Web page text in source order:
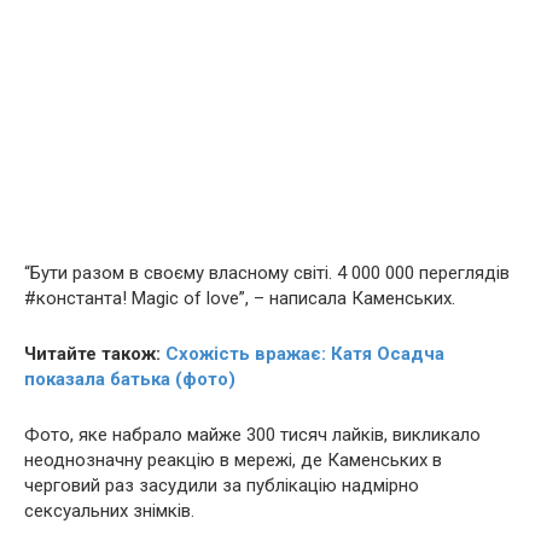
“Бути разом в своєму власному світі. 4 000 000 переглядів
#константа! Magic of love”, – написала Каменських.
Читайте також: Схожість вражає: Катя Осадча
показала батька (фото)
Фото, яке набрало майже 300 тисяч лайків, викликало
неоднозначну реакцію в мережі, де Каменських в
черговий раз засудили за публікацію надмірно
ceксуaльних знімків.